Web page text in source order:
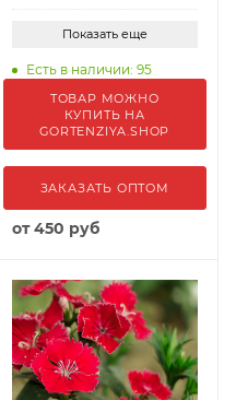
Показать еще
Есть в наличии: 95
ТОВАР МОЖНО
КУПИТЬ НА
GORTENZIYA.SHOP
ЗАКАЗАТЬ ОПТОМ
от450 руб